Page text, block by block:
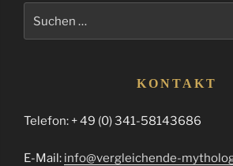
nach:
KONTAKT
Telefon: + 49 (0) 341-58143686
E-Mail: info@vergleichende-